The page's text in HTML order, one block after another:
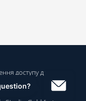
доступу до